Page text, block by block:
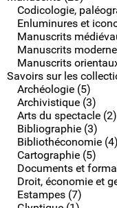
Codicologie,
Enluminures et
Manuscrits
Manuscrits
Manuscrits
Savoirs sur les
Archéologie (5)
Archivistique (3)
Arts du spectacle (2)
Bibliographie (3)
Bibliothéconomie (4)
Cartographie (5)
Documents et
Droit, économie et
Estampes (7)